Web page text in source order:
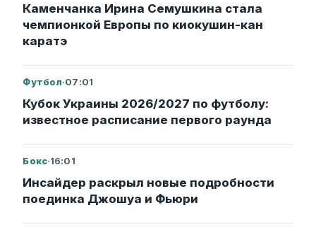
Каменчанка Ирина Семушкина стала
чемпионкой Европы по киокушин-кан
каратэ
Футбол·07:01
Кубок Украины 2026/2027 по футболу:
известное расписание первого раунда
Бокс·16:01
Инсайдер раскрыл новые подробности
поединка Джошуа и Фьюри